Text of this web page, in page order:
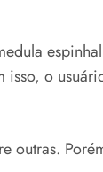
o
outras.